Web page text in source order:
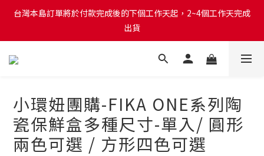
台灣本島訂單將於付款完成後的下個工作天起，2~4個工作天完成
出貨
出貨
出貨
小環妞團購-FIKA ONE系列陶
瓷保鮮盒多種尺寸-單入/ 圓形
兩色可選 / 方形四色可選